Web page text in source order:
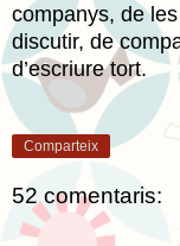
companys, de
discutir, de
d’escriure tort.
Comparteix
52 comentaris: